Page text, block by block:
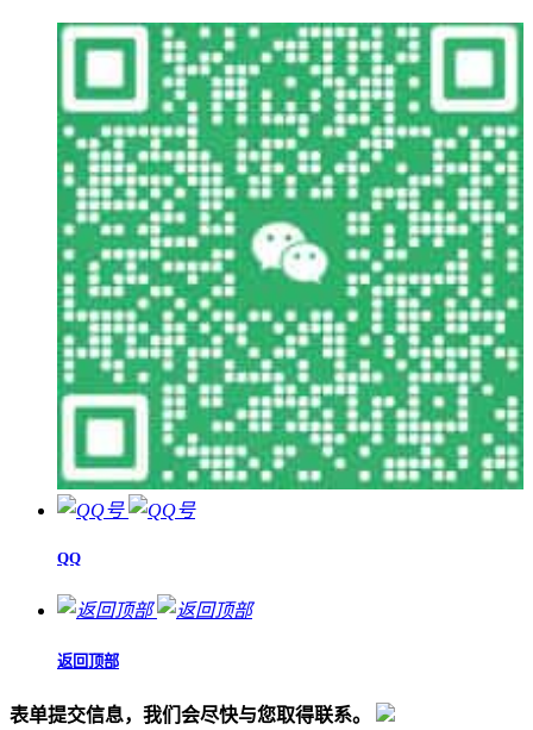
QQ
返回顶部
表单提交信息，我们会尽快与您取得联系。